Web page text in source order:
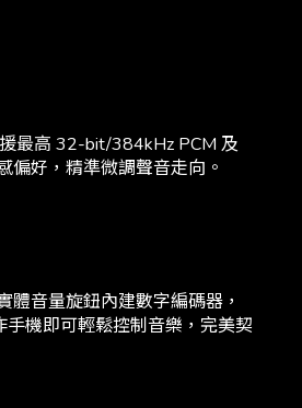
最高 32-bit/384kHz PCM 及
好，精準微調聲音走向。
音量旋鈕內建數字編碼器，
機即可輕鬆控制音樂，完美契